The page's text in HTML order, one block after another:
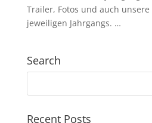
Trailer, Fotos und auch unsere
jeweiligen Jahrgangs. …
Search
Recent Posts